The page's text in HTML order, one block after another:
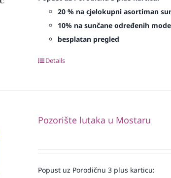
20 % na cjelokupni asortiman
10% na sunčane određenih
besplatan pregled
Details
Pozorište lutaka u Mostaru
Popust uz Porodičnu 3 plus karticu: